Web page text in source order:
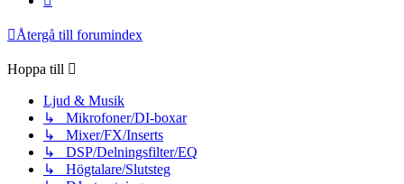
Återgå till forumindex
Hoppa till
Ljud & Musik
↳ Mikrofoner/DI-boxar
↳ Mixer/FX/Inserts
↳ DSP/Delningsfilter/EQ
↳ Högtalare/Slutsteg